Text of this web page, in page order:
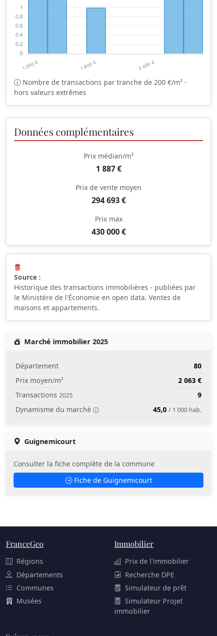
Nombre de transactions par tranche de 200 €/m² -
hors valeurs extrêmes
Données complémentaires
Prix médian/m²
1 887 €
Prix de vente moyen
294 693 €
Prix max
430 000 €
Source :
Historique des transactions immobilières - publiées par
le Ministère de l'Économie en open data. Ventes de
maisons et appartements.
Marché immobilier 2025
Département
80
Prix moyen/m²
2 063 €
Transactions 2025
9
Dynamisme du marché
45,0 / 1 000 hab.
Guignemicourt
Consulter la fiche complète de la commune
Fiche de Guignemicourt
FranceGeo
Régions
Départements
Communes
Musées
Immobilier
Prix de l'immobilier
Recherche DPE
Simulateur de prêt
Simulateur Projet
immobilier